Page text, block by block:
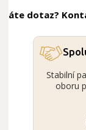
Máte dotaz?
Stabilní
oboru